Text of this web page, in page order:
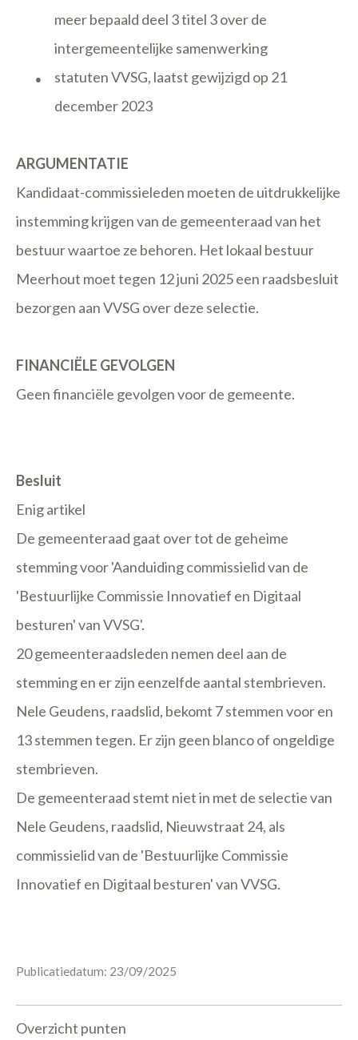
meer bepaald deel 3 titel 3 over de
intergemeentelijke samenwerking
●
statuten VVSG, laatst gewijzigd op 21
december 2023
ARGUMENTATIE
Kandidaat-commissieleden moeten de uitdrukkelijke
instemming krijgen van de gemeenteraad van het
bestuur waartoe ze behoren. Het lokaal bestuur
Meerhout moet tegen 12 juni 2025 een raadsbesluit
bezorgen aan VVSG over deze selectie.
FINANCIËLE GEVOLGEN
Geen financiële gevolgen voor de gemeente.
Besluit
Enig artikel
De gemeenteraad gaat over tot de geheime
stemming voor 'Aanduiding commissielid van de
'Bestuurlijke Commissie Innovatief en Digitaal
besturen' van VVSG'.
20 gemeenteraadsleden nemen deel aan de
stemming en er zijn eenzelfde aantal stembrieven.
Nele Geudens, raadslid, bekomt 7 stemmen voor en
13 stemmen tegen. Er zijn geen blanco of ongeldige
stembrieven.
De gemeenteraad stemt niet in met de selectie van
Nele Geudens, raadslid, Nieuwstraat 24, als
commissielid van de 'Bestuurlijke Commissie
Innovatief en Digitaal besturen' van VVSG.
Publicatiedatum: 23/09/2025
Overzicht punten